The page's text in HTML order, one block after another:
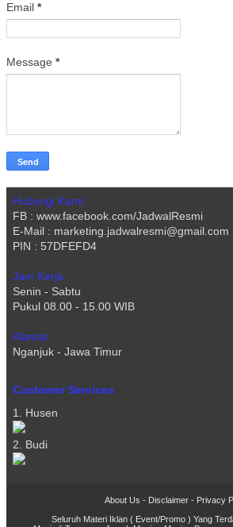
Email *
Message *
Hubungi Kami :
FB : www.facebook.com/JadwalResmi
E-Mail : marketing.jadwalresmi@gmail.com
PIN : 57DFEFD4
Jam Kerja :
Senin - Sabtu
Pukul 08.00 - 15.00 WIB
Alamat :
Nganjuk - Jawa Timur
Customer Services
1. Husen
2. Budi
About Us - Disclaimer- Privacy
Seluruh Materi Iklan ( Event/Promo ) Yang